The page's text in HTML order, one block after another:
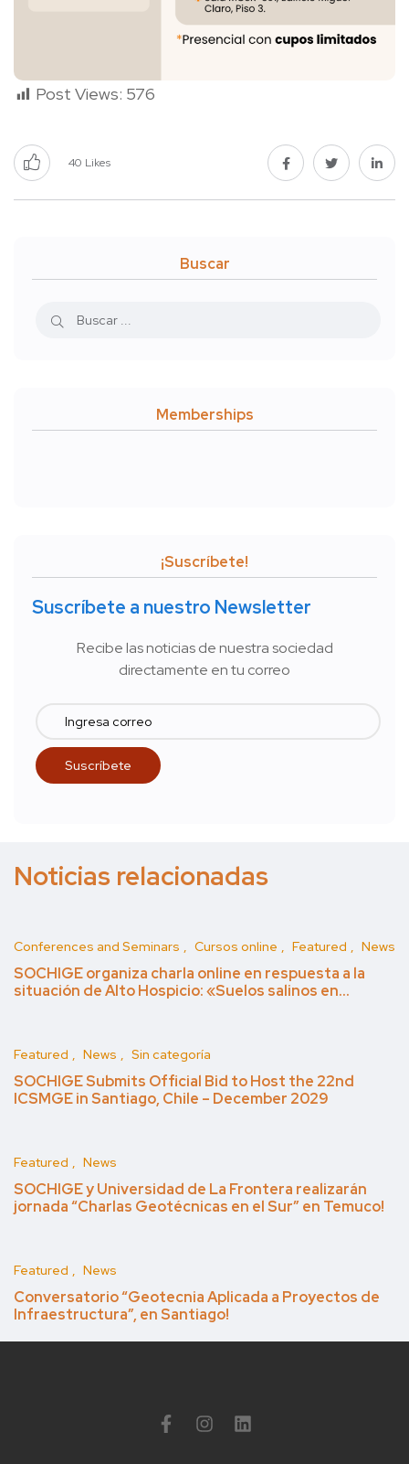
Post Views: 576
40 Likes
Buscar
Memberships
¡Suscríbete!
Suscríbete a nuestro Newsletter
Recibe las noticias de nuestra sociedad
directamente en tu correo
Noticias relacionadas
Conferences and Seminars Cursos online Featured News
SOCHIGE organiza charla online en respuesta a la
situación de Alto Hospicio: «Suelos salinos en…
Featured News Sin categoría
SOCHIGE Submits Official Bid to Host the 22nd
ICSMGE in Santiago, Chile – December 2029
Featured News
SOCHIGE y Universidad de La Frontera realizarán
jornada “Charlas Geotécnicas en el Sur” en Temuco!
Featured News
Conversatorio “Geotecnia Aplicada a Proyectos de
Infraestructura”, en Santiago!